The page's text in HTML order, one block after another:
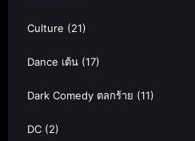
Culture (21)
Dance เต้น (17)
Dark Comedy ตลกร้าย (11)
DC (2)